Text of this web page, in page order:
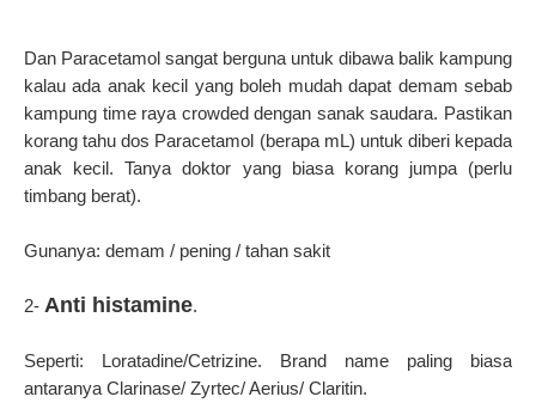
Dan Paracetamol sangat berguna untuk dibawa balik kampung
kalau ada anak kecil yang boleh mudah dapat demam sebab
kampung time raya crowded dengan sanak saudara. Pastikan
korang tahu dos Paracetamol (berapa mL) untuk diberi kepada
anak kecil. Tanya doktor yang biasa korang jumpa (perlu
timbang berat).
Gunanya: demam / pening / tahan sakit
2- Anti histamine.
Seperti: Loratadine/Cetrizine. Brand name paling biasa
antaranya Clarinase/ Zyrtec/ Aerius/ Claritin.